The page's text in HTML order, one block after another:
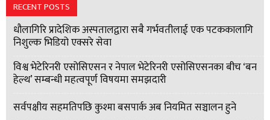
RECENT POSTS
धौलागिरि प्रादेशिक अस्पतालद्वारा सबै गर्भवतीलाई एक पटककालागि
निशुल्क भिडियो एक्सरे सेवा
विश्व भेटेरिनरी एसोसिएसन र नेपाल भेटेरिनरी एसोसिएसनका बीच ‘बन
हेल्थ’ सम्बन्धी महत्वपूर्ण विषयमा समझदारी
सर्वपक्षीय सहमतिपछि कुश्मा बसपार्क अब नियमित सञ्चालन हुने